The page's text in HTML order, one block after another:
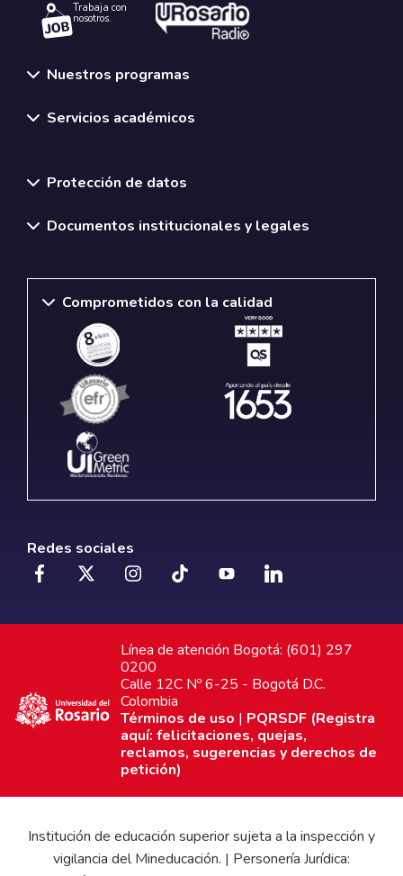
Trabaja con
nosotros.
Nuestros programas
Servicios académicos
Protección de datos
Documentos institucionales y legales
Comprometidos con la calidad
Redes sociales
Línea de atención Bogotá: (601) 297
0200
Calle 12C Nº 6-25 - Bogotá D.C.
Colombia
Términos de uso | PQRSDF (Registra
aquí: felicitaciones, quejas,
reclamos, sugerencias y derechos de
petición)
Institución de educación superior sujeta a la inspección y
vigilancia del Mineducación. | Personería Jurídica: